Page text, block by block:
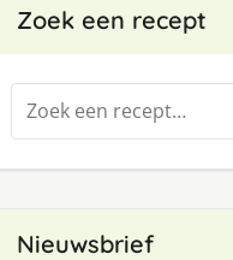
Zoek een recept
Zoeken
naar:
Nieuwsbrief